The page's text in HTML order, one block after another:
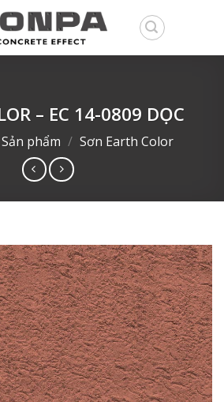
– EC 14-0809 DỌC
Sản phẩm / Sơn Earth Color